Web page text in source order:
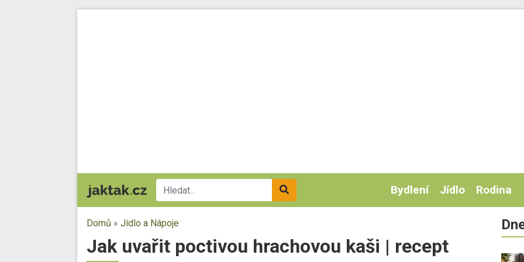
Bydlení Jídlo Rodina
Domů » Jídlo a Nápoje
Jak uvařit poctivou hrachovou kaši | recept